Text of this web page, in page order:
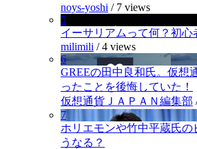
noys-yoshi / 7 views
5
イーサリアムって何？初心
milimili /4 views
6
GREEの田中良和氏。仮想
ったことを後悔していた！
仮想通貨ＪＡＰＡＮ編集部
7
ホリエモンや竹中平蔵氏
うなる？